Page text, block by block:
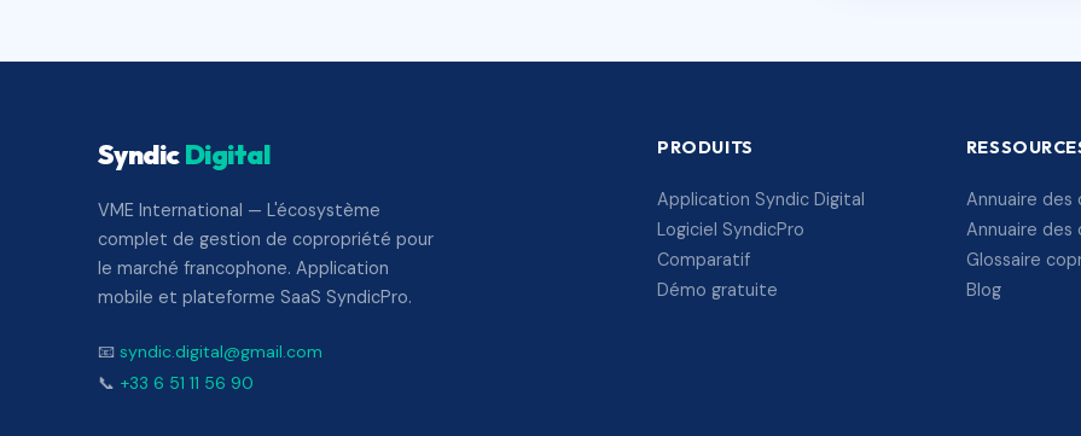
SyndicDigital
VME International — L'écosystème
complet de gestion de copropriété pour
le marché francophone. Application
mobile et plateforme SaaS SyndicPro.
📧 syndic.digital@gmail.com
📞 +33 6 51 11 56 90
PRODUITS
Application Syndic Digital
Logiciel SyndicPro
Comparatif
Démo gratuite
Annuaire
Annuaire des
Glossaire
Blog